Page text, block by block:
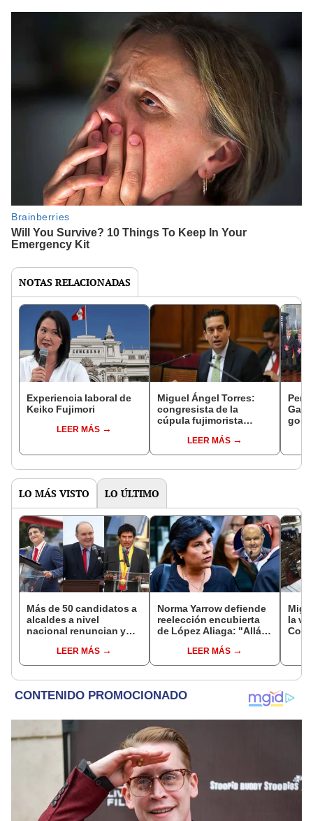
NOTAS RELACIONADAS
Experiencia laboral de
Keiko Fujimori
LEER MÁS
Miguel Ángel Torres:
congresista de la
cúpula fujimorista
del SenadoLEER MÁS
LO MÁS VISTO LO ÚLTIMO
Más de 50 candidatos a
alcaldes a nivel
nacional renuncian y
encubiertaLEER MÁS
Norma Yarrow defiende
reelección encubierta
de López Aliaga: "Allá el
sacar la vuelta"
LEER MÁS
la